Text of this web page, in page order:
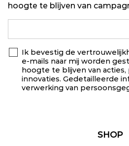
hoogte te blijven van
Ik bevestig de
e-mails naar mij worden
hoogte te blijven van
innovaties. Gedetailleerde
verwerking van
SHOP